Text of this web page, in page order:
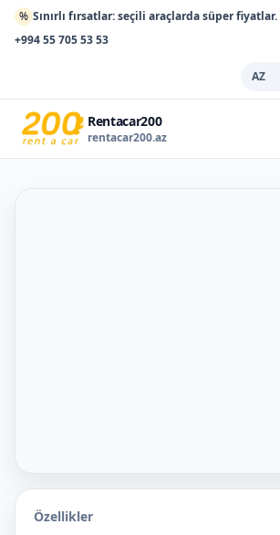
% Sınırlı fırsatlar: seçili araçlarda süper fiyatlar.
+994 55 705 53 53
AZ
Rentacar200
rentacar200.az
Özellikler